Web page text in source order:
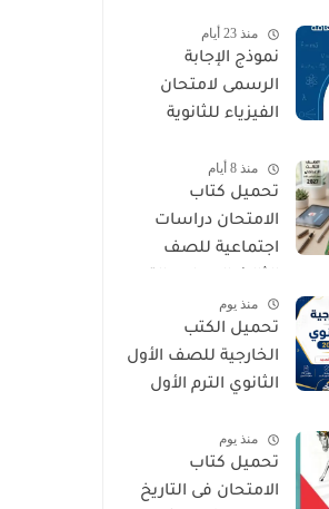
الثانوي 2026
منذ 23 أيام
نموذج الإجابة
الرسمى لامتحان
الفيزياء للثانوية
الأول
منذ 8 أيام
تحميل كتاب
الامتحان دراسات
اجتماعية للصف
الأول 2027 PDFمنذ يوم
تحميل الكتب
الخارجية للصف الأول
الثانوي الترم الأول
المواد المنهج
الجديد)
منذ يوم
تحميل كتاب
الامتحان فى التاريخ